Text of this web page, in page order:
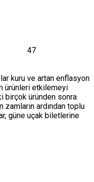
47
kuru ve artan enflasyon
ürünleri etkilemeyi
birçok üründen sonra
zamların ardından toplu
güne uçak biletlerine